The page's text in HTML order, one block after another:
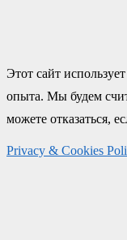
Этот сайт
опыта. Мы будем
можете отказаться,
Privacy & Cookies